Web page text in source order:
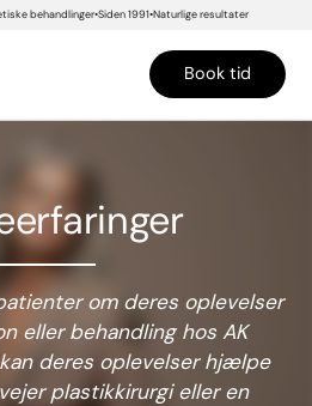
behandlinger Siden 1991 Naturlige resultater
Book tid
om deres oplevelser
eller behandling hos AK
deres oplevelser hjælpe
plastikkirurgi eller en